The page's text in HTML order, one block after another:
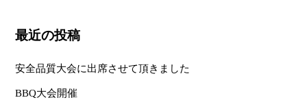
最近の投稿
安全品質大会に出席させて頂きました
BBQ大会開催